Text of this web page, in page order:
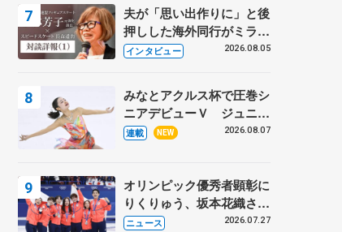
部科学省スポーツ表彰
式】
夫が「思い出作りに」と後
押しした海外同行がミラノ
まで… 繁華街のリンクで
るスケート人生
インタビュー 2026.08.05
みなとアクルス杯で圧巻シ
ニアデビューＶ ジュニア
で４シーズン無敗の島田麻
連載 NEW 2026.08.07
オリンピック優秀者顕彰に
りくりゅう、坂本花織さ
ん、団体メンバーら 8月
ニュース 2026.07.27